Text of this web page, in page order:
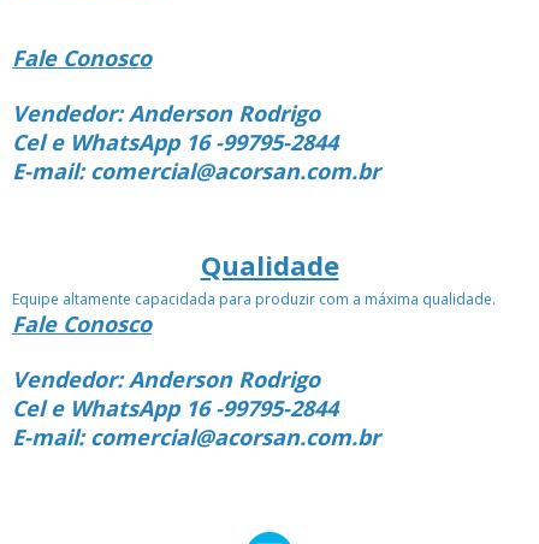
Fale Conosco
Vendedor: Anderson Rodrigo
Cel e WhatsApp 16 -99795-2844
E-mail: comercial@acorsan.com.br
Qualidade
Equipe altamente capacidada para produzir com a máxima qualidade.
Fale Conosco
Vendedor: Anderson Rodrigo
Cel e WhatsApp 16 -99795-2844
E-mail: comercial@acorsan.com.br